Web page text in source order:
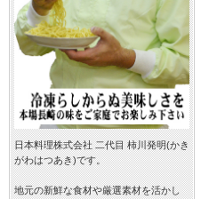
日本料理株式会社 二代目 柿川発明(かき
がわはつあき)です。
地元の新鮮な食材や厳選素材を活かし